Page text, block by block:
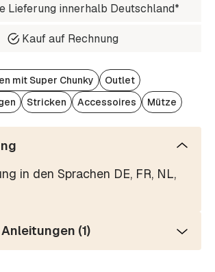
Lieferung innerhalb Deutschland*
Kauf auf Rechnung
mit Super Chunky
Outlet
Stricken Accessoires Mütze
in den Sprachen DE, FR, NL,
(1)